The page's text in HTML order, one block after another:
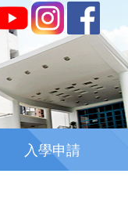
入學申請